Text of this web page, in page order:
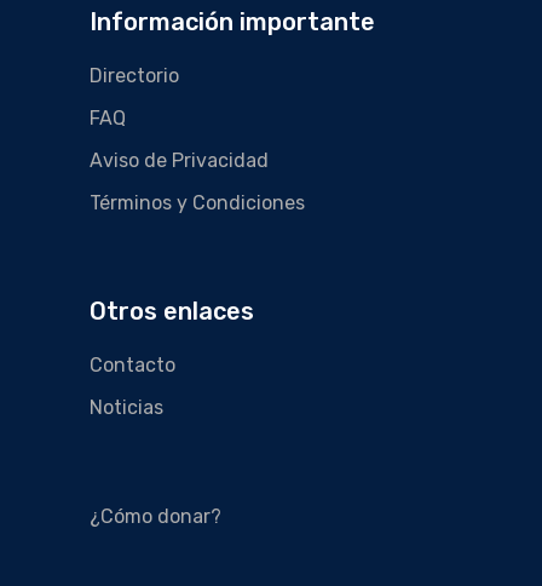
Información importante
Directorio
FAQ
Aviso de Privacidad
Términos y Condiciones
Otros enlaces
Contacto
Noticias
¿Cómo donar?